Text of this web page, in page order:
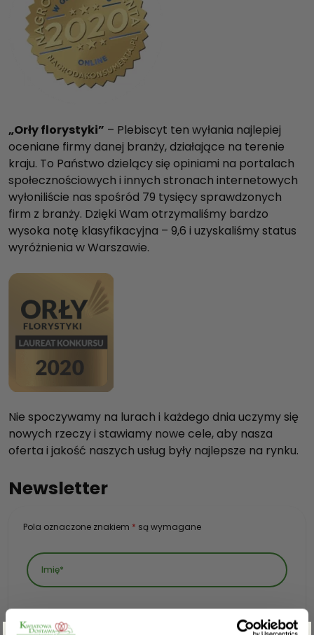
„Orły florystyki” – Plebiscyt ten wyłania najlepiej
oceniane firmy danej branży, działające na terenie
kraju. To Państwo dzielący się opiniami na portalach
społecznościowych i innych stronach internetowych
wyłoniliście nas spośród 79 tysięcy sprawdzonych
firm z branży. Dzięki Wam otrzymaliśmy bardzo
wysoka notę klasyfikacyjna – 9,6 i uzyskaliśmy status
wyróżnienia w Warszawie.
Nie spoczywamy na lurach i każdego dnia uczymy się
nowych rzeczy i stawiamy nowe cele, aby nasza
oferta i jakość naszych usług były najlepsze na rynku.
Newsletter
Pola oznaczone znakiem * są wymagane